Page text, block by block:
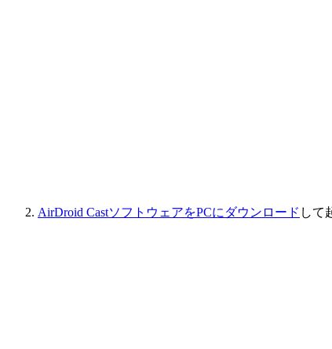
AirDroid CastソフトウェアをPCにダウンロード して